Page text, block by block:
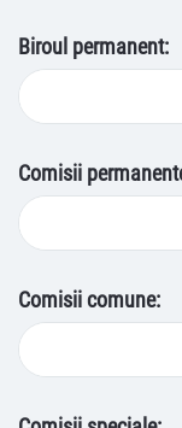
Biroul permanent:
Comisii
Comisii comune: